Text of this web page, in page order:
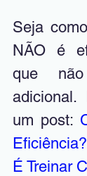
Seja
NÃO é
que
adicional.
um post:
É Treinar